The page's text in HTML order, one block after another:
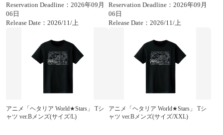
Reservation Deadline：2026年09月
06日
Release Date：2026/11/上
Reservation Deadline：2026年09月
06日
Release Date：2026/11/上
アニメ「ヘタリア World★Stars」 Tシ
ャツ ver.Bメンズ(サイズ/L)
アニメ「ヘタリア World★Stars」 Tシ
ャツ ver.Bメンズ(サイズ/XXL)